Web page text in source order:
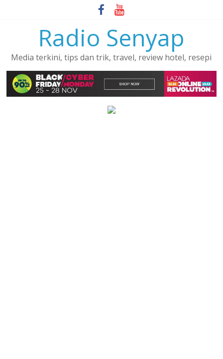
Radio Senyap
Media terkini, tips dan trik, travel, review hotel, resepi